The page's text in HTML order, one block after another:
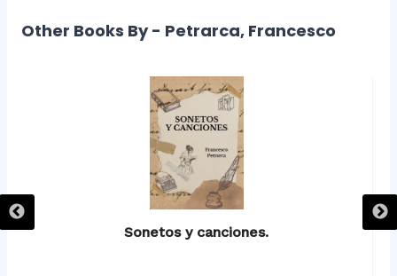
Other Books By - Petrarca, Francesco
Sonetos y canciones.